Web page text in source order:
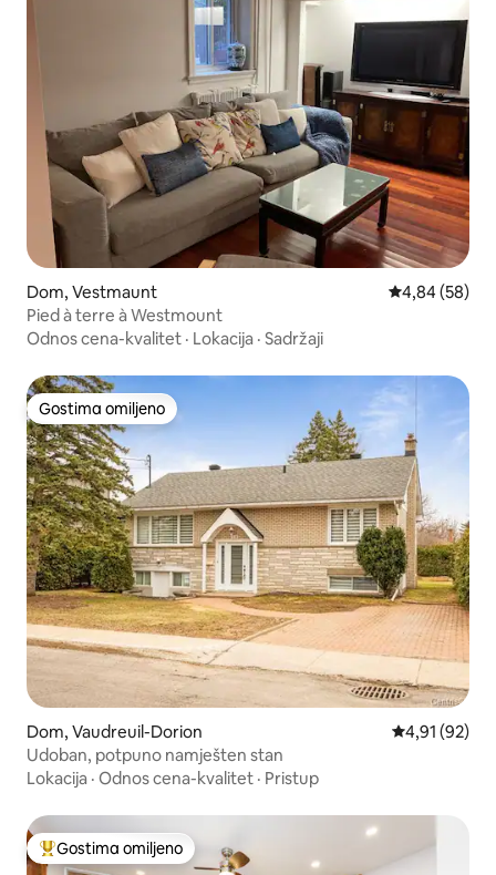
Dom, Vestmaunt Prosečna
4,84 (58)
Pied à terre à Westmount
Odnos cena-kvalitet · Lokacija · Sadržaji
Gostima omiljeno
Gostima omiljeno
Dom, Vaudreuil-Dorion Prosečna
4,91 (92)
Udoban, potpuno namješten stan
Lokacija · Odnos cena-kvalitet · Pristup
Najuspešniji među gostima omiljenim
Gostima omiljeno